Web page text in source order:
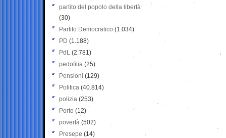
partito del popolo della libertà
(30)
Partito Democratico (1.034)
PD (1.188)
PdL (2.781)
pedofilia (25)
Pensioni (129)
Politica (40.814)
polizia (253)
Porto (12)
povertà (502)
Presepe (14)